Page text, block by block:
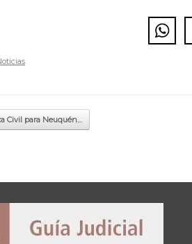
.
artículos
Civil para Neuquén…